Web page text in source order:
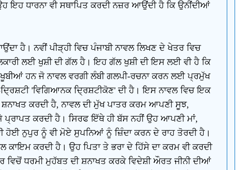
ਇਹ ਧਾਰਨਾ ਵੀ ਸਥਾਪਿਤ ਕਰਦੀ ਨਜ਼ਰ ਆਉਂਦੀ ਹੈ ਕਿ ਉਨੀਂਦੀਆਂ
ਹੈ। ਨਵੀਂ ਪੀੜ੍ਹੀ ਵਿਚ ਪੰਜਾਬੀ ਨਾਵਲ ਲਿਖਣ ਦੇ ਖੇਤਰ ਵਿਚ
ਲਈ ਖੁਸ਼ੀ ਦੀ ਗੱਲ ਹੈ। ਇਹ ਗੱਲ ਖੁਸ਼ੀ ਦੀ ਇਸ ਲਈ ਵੀ ਹੈ ਕਿ
ਹਨ ਜੋ ਨਾਵਲ ਵਰਗੀ ਲੰਬੀ ਗਲਪੀ-ਰਚਨਾ ਕਰਨ ਲਈ ਪ੍ਰਮੁੱਖ
'ਵਿਗਿਆਨਕ ਦ੍ਰਿਸ਼ਟੀਕੋਣ' ਦੀ ਹੈ। ਇਸ ਨਾਵਲ ਵਿਚ ਇਕ
ਕਰਦੀ ਹੈ, ਨਾਵਲ ਦੀ ਮੁੱਖ ਪਾਤਰ ਕਰਮ ਆਪਣੀ ਸੂਝ,
ਕਰਦੀ ਹੈ। ਸਿਰਫ ਇੱਥੇ ਹੀ ਬੱਸ ਨਹੀਂ ਉਹ ਆਪਣੀ ਮਾਂ,
ਹੋਈ ਨੁਪੁਰ ਨੂੰ ਵੀ ਮੋਏ ਸੁਪਨਿਆਂ ਨੂੰ ਜ਼ਿੰਦਾ ਕਰਨ ਦੇ ਰਾਹ ਤੋਰਦੀ ਹੈ।
ਕਰਦੀ ਹੈ। ਉਹ ਪਿਤਾ ਤੇ ਭਰਾ ਦੇ ਹਿੱਸੇ ਦਾ ਕਰਮ ਵੀ ਕਰਦੀ
ਧਰਮੀ ਮੁਹੱਬਤ ਦੀ ਸ਼ਨਾਖਤ ਕਰਕੇ ਵਿਦੇਸ਼ੀ ਔਰਤ ਜੀਨੀ ਦੀਆਂ